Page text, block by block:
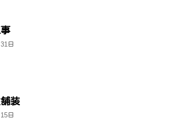
日
装
日